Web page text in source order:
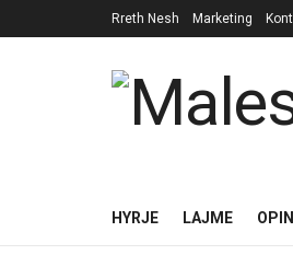
Rreth Nesh Marketing
HYRJE LAJME